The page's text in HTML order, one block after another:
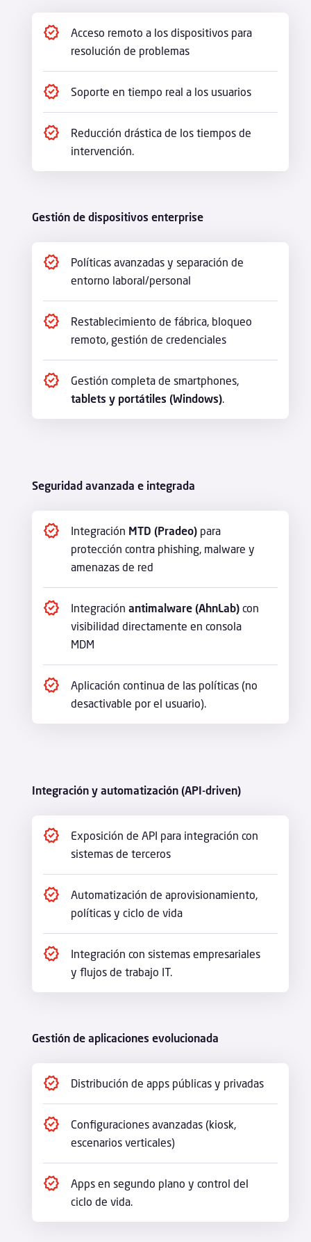
Seguridad avanzada e integrada
Integración MTD (Pradeo) para
protección contra phishing, malware y
amenazas de red
Integraciónantimalware (AhnLab) con
visibilidad directamente en consola
MDM
Aplicación continua de las políticas (no
desactivable por el usuario).
Gestión de dispositivos enterprise
Políticas avanzadas y separación de
entorno laboral/personal
Restablecimiento de fábrica, bloqueo
remoto, gestión de credenciales
Gestión completa de smartphones,
tablets y portátiles (Windows)
Acceso remoto a los dispositivos para
resolución de problemas
Soporte en tiempo real a los usuarios
Reducción drástica de los tiempos de
intervención.
Gestión de aplicaciones evolucionada
Distribución de apps públicas y privadas
Configuraciones avanzadas (kiosk,
escenarios verticales)
Apps en segundo plano y control del
ciclo de vida.
Integración y automatización (API-driven)
Exposición de API para integración con
sistemas de terceros
Automatización de aprovisionamiento,
políticas y ciclo de vida
Integración con sistemas empresariales
y flujos de trabajo IT.